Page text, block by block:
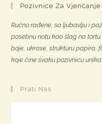
Pozivnice Za Vjenčanje
Ručno rađene, sa ljubavlju i
posebnu notu kao šlag na
boje, ukrase, strukturu papira,
koje čine svaku pozivnicu
Prati Nas